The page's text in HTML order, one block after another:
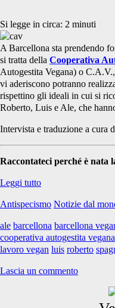
vegana</
Si legge in circa: 2 minuti
A Barcellona sta prendendo
si tratta della Cooperativa
Autogestita Vegana) o
vi aderiscono potranno
rispettino gli ideali in cui si
Roberto, Luis e Ale, che
Intervista e traduzione a cura
Raccontateci perché è nata
Leggi tuttoCooperativa
Vegana
Antispecismo Notizie dal
ale barcellona barcellona
cooperativa autogestita vegana
lavoro vegan luis roberto
Lascia un commento